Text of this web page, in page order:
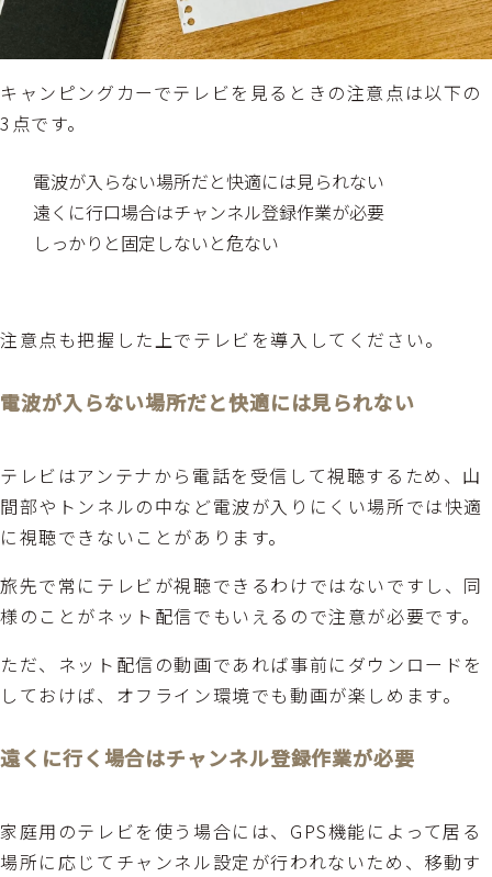
キャンピングカーでテレビを見るときの注意点は以下の
3点です。
電波が入らない場所だと快適には見られない
遠くに行口場合はチャンネル登録作業が必要
しっかりと固定しないと危ない
注意点も把握した上でテレビを導入してください。
電波が入らない場所だと快適には見られない
テレビはアンテナから電話を受信して視聴するため、山
間部やトンネルの中など電波が入りにくい場所では快適
に視聴できないことがあります。
旅先で常にテレビが視聴できるわけではないですし、同
様のことがネット配信でもいえるので注意が必要です。
ただ、ネット配信の動画であれば事前にダウンロードを
しておけば、オフライン環境でも動画が楽しめます。
遠くに行く場合はチャンネル登録作業が必要
家庭用のテレビを使う場合には、GPS機能によって居る
場所に応じてチャンネル設定が行われないため、移動す